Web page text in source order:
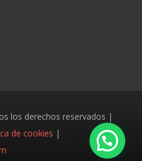
los derechos reservados |
de cookies |